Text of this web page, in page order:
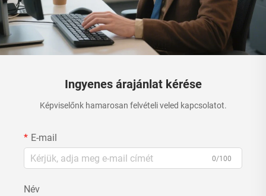
Ingyenes árajánlat kérése
Képviselőnk hamarosan felvételi veled kapcsolatot.
E-mail
0/100
Név